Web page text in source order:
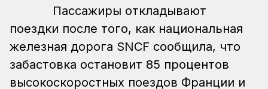
Пассажиры откладывают
поездки после того, как национальная
железная дорога SNCF сообщила, что
забастовка остановит 85 процентов
высокоскоростных поездов Франции и